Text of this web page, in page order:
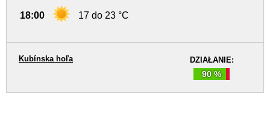
18:00 17 do 23 °C
DZIAŁANIE:
90 %
Kubínska hoľa